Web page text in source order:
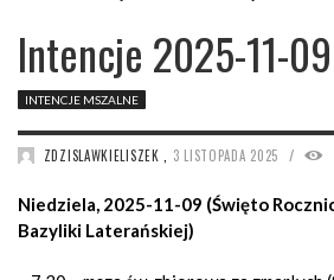
Intencje 2025-11-09
INTENCJE MSZALNE
ZDZISLAWKIELISZEK 3 LISTOPADA 2025 /
Niedziela, 2025-11-09 (Święto
Bazyliki Laterańskiej)